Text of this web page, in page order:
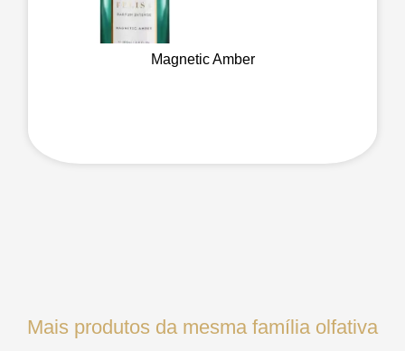
Magnetic Amber
Mais produtos da mesma família olfativa